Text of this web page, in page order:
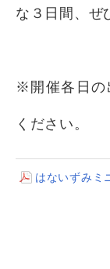
な３日間、ぜ
※開催各日の
ください。
はないずみミ